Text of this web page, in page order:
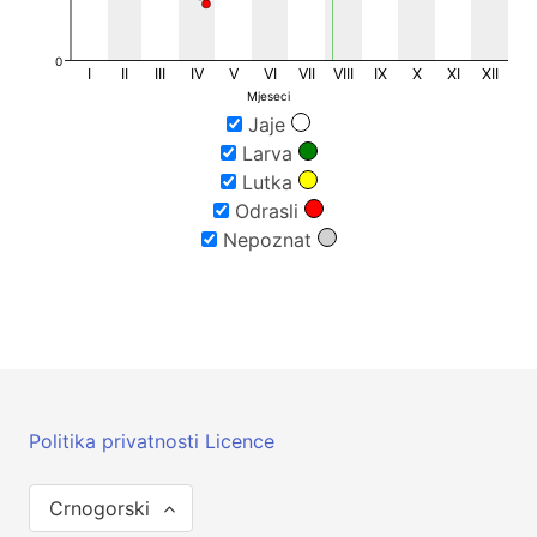
I II III IV V VI VII VIII IX X XI XII
Mjeseci
0
Jaje
Larva
Lutka
Odrasli
Nepoznat
Politika privatnosti Licence
Crnogorski